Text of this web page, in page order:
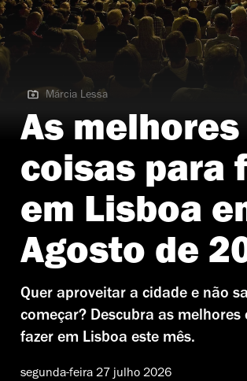
Márcia Lessa | Jazz em Agosto
Márcia Lessa
As melhores
coisas para
em Lisboa
Agosto de
Quer aproveitar a cidade e não
começar? Descubra as melhores
fazer em Lisboa este mês.
segunda-feira 27 julho 2026